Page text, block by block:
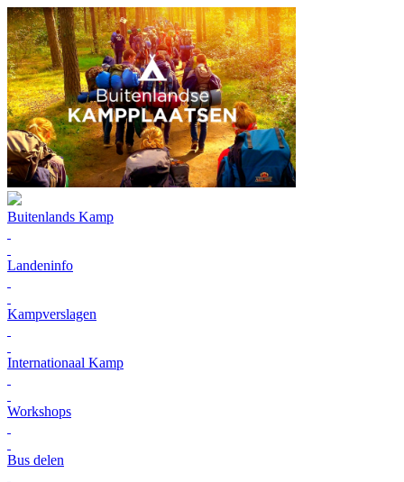
Buitenlands Kamp
Landeninfo
Kampverslagen
Internationaal Kamp
Workshops
Bus delen